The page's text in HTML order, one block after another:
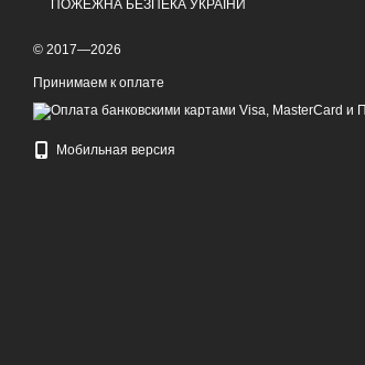
© 2017—2026
Принимаем к оплате
Мобильная версия